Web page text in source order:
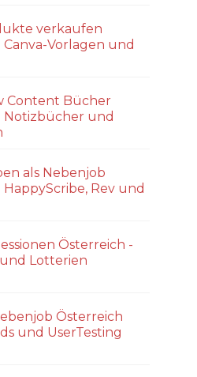
verkaufen
Vorlagen und
Content Bücher
Notizbücher und
als Nebenjob
Rev und
Österreich -
Lotterien
Österreich
und UserTesting